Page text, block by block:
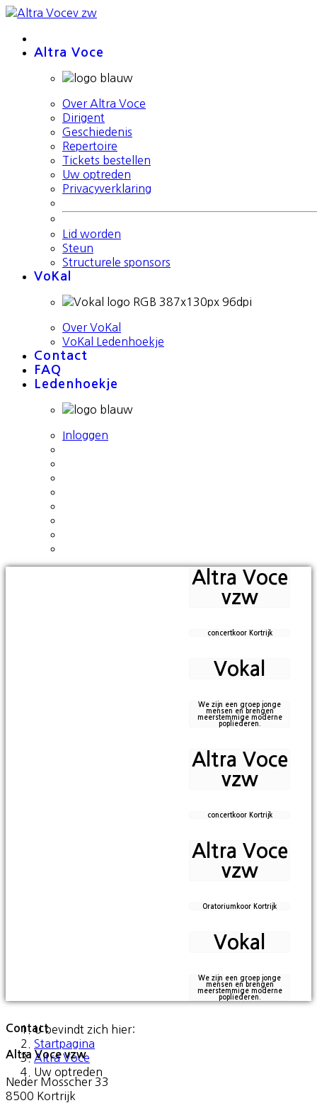
Altra Voce
Over Altra Voce
Dirigent
Geschiedenis
Repertoire
Tickets bestellen
Uw optreden
Privacyverklaring
Lid worden
Steun
Structurele sponsors
VoKal
Over VoKal
VoKal Ledenhoekje
Contact
FAQ
Ledenhoekje
Inloggen
Altra Voce
vzw
concertkoor Kortrijk
Vokal
We zijn een groep jonge
mensen en brengen
meerstemmige moderne
popliederen.
Altra Voce
vzw
concertkoor Kortrijk
Altra Voce
vzw
Oratoriumkoor Kortrijk
Vokal
We zijn een groep jonge
mensen en brengen
meerstemmige moderne
popliederen.
U bevindt zich hier:
Startpagina
Altra Voce
Uw optreden
Contact
Altra Voce vzw
Neder Mosscher 33
8500 Kortrijk